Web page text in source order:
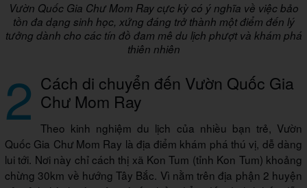
Vườn Quốc Gia Chư Mom Ray cực kỳ có ý nghĩa về việc bảo
tồn đa dạng sinh học, xứng đáng trở thành một điểm đến lý
tưởng dành cho các tín đồ đam mê du lịch phượt và khám phá
thiên nhiên
2 Cách di chuyển đến Vườn Quốc Gia
Chư Mom Ray
Theo kinh nghiệm du lịch của nhiều bạn trẻ, Vườn
Quốc Gia Chư Mom Ray là địa điểm khám phá thú vị, dễ dàng
lui tới. Nơi này chỉ cách thị xã Kon Tum (tỉnh Kon Tum) khoảng
chừng 30km về hướng Tây Bắc. Vì nằm trên địa phận 2 huyện